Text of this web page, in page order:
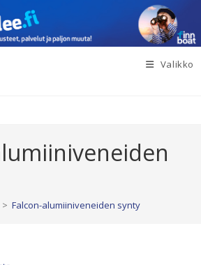
Valikko
> Falcon-alumiiniveneiden synty